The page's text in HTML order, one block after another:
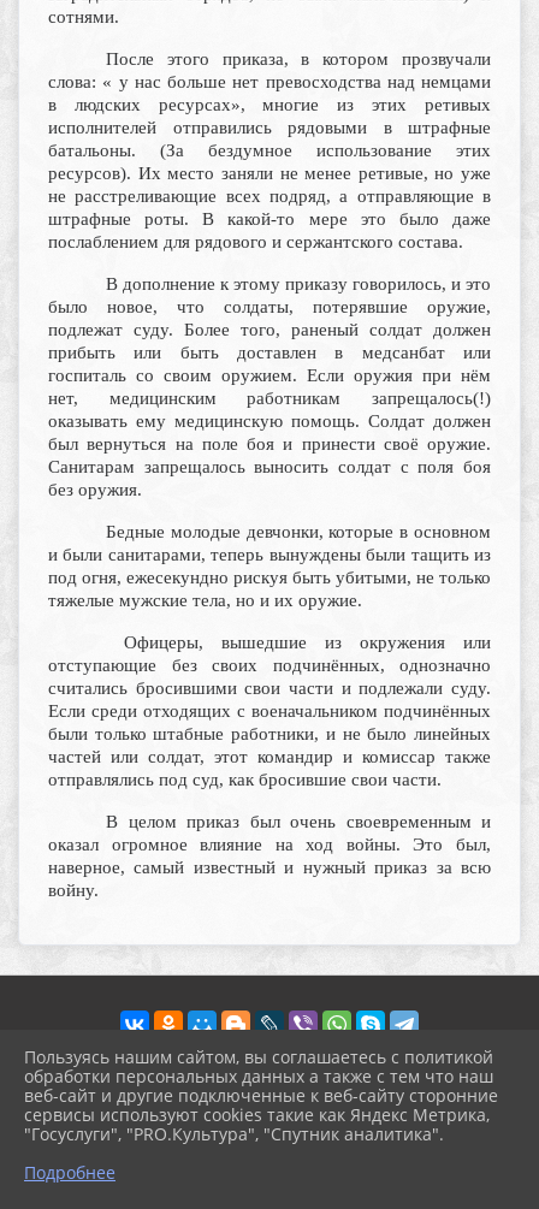
сотнями.
После этого приказа, в котором прозвучали
слова: « у нас больше нет превосходства над немцами
в людских ресурсах», многие из этих ретивых
исполнителей отправились рядовыми в штрафные
батальоны. (За бездумное использование этих
ресурсов). Их место заняли не менее ретивые, но уже
не расстреливающие всех подряд, а отправляющие в
штрафные роты. В какой-то мере это было даже
послаблением для рядового и сержантского состава.
В дополнение к этому приказу говорилось, и это
было новое, что солдаты, потерявшие оружие,
подлежат суду. Более того, раненый солдат должен
прибыть или быть доставлен в медсанбат или
госпиталь со своим оружием. Если оружия при нём
нет, медицинским работникам запрещалось(!)
оказывать ему медицинскую помощь. Солдат должен
был вернуться на поле боя и принести своё оружие.
Санитарам запрещалось выносить солдат с поля боя
без оружия.
Бедные молодые девчонки, которые в основном
и были санитарами, теперь вынуждены были тащить из
под огня, ежесекундно рискуя быть убитыми, не только
тяжелые мужские тела, но и их оружие.
Офицеры, вышедшие из окружения или
отступающие без своих подчинённых, однозначно
считались бросившими свои части и подлежали суду.
Если среди отходящих с военачальником подчинённых
были только штабные работники, и не было линейных
частей или солдат, этот командир и комиссар также
отправлялись под суд, как бросившие свои части.
В целом приказ был очень своевременным и
оказал огромное влияние на ход войны. Это был,
наверное, самый известный и нужный приказ за всю
войну.
2026 г. pokrov-ck.ru
Вход
Карта сайта
Политика обработки персональных данных
Пользуясь нашим сайтом, вы соглашаетесь с политикой
обработки персональных данных а также с тем что наш
веб-сайт и другие подключенные к веб-сайту сторонние
сервисы используют cookies такие как Яндекс Метрика,
"Госуслуги", "PRO.Культура", "Спутник аналитика".
Подробнее